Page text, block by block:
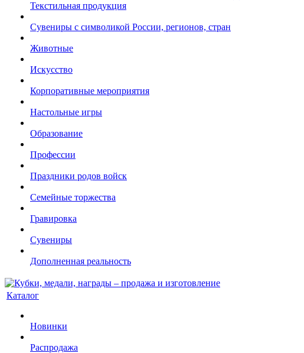
Текстильная продукция
Сувениры с символикой России, регионов, стран
Животные
Искусство
Корпоративные мероприятия
Настольные игры
Образование
Профессии
Праздники родов войск
Семейные торжества
Гравировка
Сувениры
Дополненная реальность
Каталог
Новинки
Распродажа